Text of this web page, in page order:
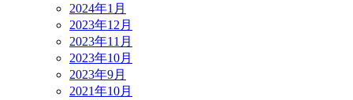
2024年1月
2023年12月
2023年11月
2023年10月
2023年9月
2021年10月